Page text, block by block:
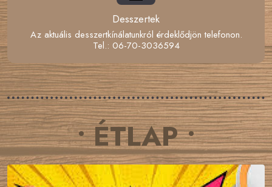
Desszertek
Az aktuális desszertkínálatunkról érdeklődjön telefonon.
Tel.: 06-70-3036594
• ÉTLAP •